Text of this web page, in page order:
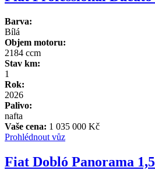
Barva:
Bílá
Objem motoru:
2184 ccm
Stav km:
1
Rok:
2026
Palivo:
nafta
Vaše cena: 1 035 000 Kč
Prohlédnout vůz
Fiat Dobló Panorama